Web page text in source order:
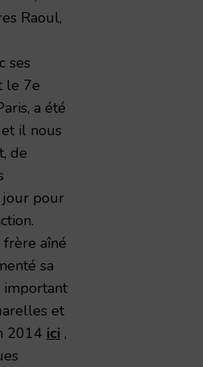
Raoul,
ses
le 7e
a été
il nous
de
jour pour
aîné
sa
important
et
2014 ici ,